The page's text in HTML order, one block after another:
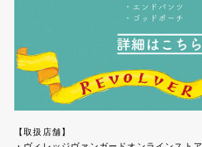
【取扱店舗】